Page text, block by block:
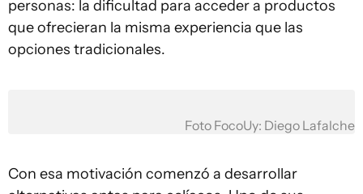
personas: la dificultad para acceder a productos
que ofrecieran la misma experiencia que las
opciones tradicionales.
Foto FocoUy: Diego Lafalche
Con esa motivación comenzó a desarrollar